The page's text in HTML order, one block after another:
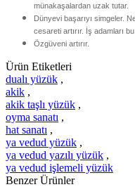
münakaşalardan uzak tutar.
Dünyevi başarıyı simgeler.
cesareti artırır. İş adamları
Özgüveni artırır.
Ürün Etiketleri
dualı yüzük ,
akik ,
akik taşlı yüzük ,
oyma sanatı ,
hat sanatı ,
ya vedud yüzük ,
ya vedud yazılı yüzük ,
ya vedud işlemeli yüzük
Benzer Ürünler